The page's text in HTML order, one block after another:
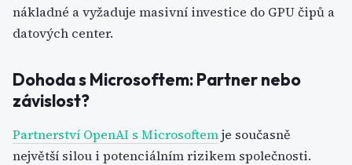
nákladné a vyžaduje masivní investice do GPU čipů a
datových center.
Dohoda s Microsoftem: Partner nebo
závislost?
Partnerství OpenAI s Microsoftemje současně
největší silou i potenciálním rizikem společnosti.